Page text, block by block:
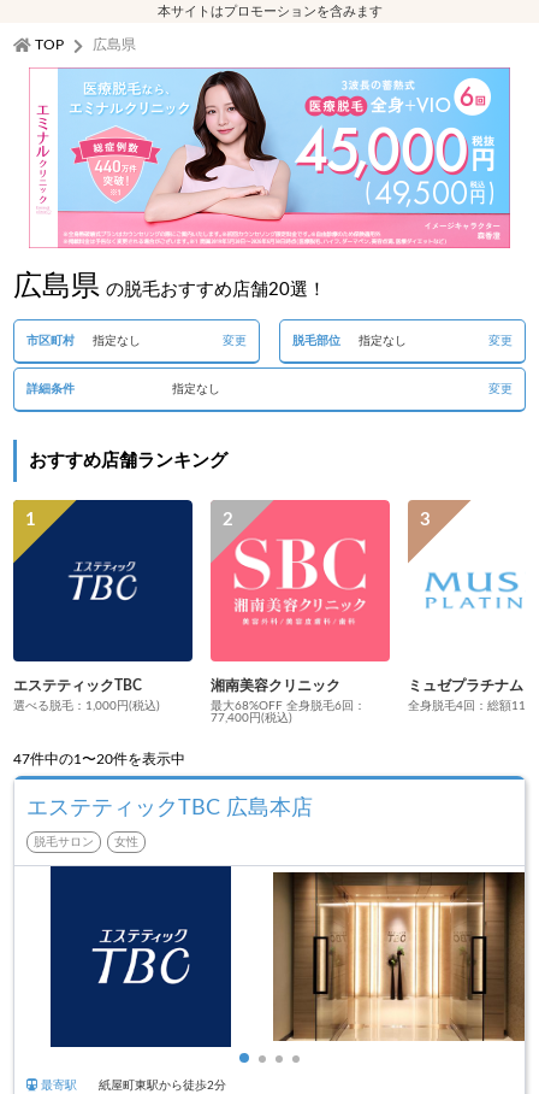
本サイトはプロモーションを含みます
TOP 広島県
広島県 の脱毛おすすめ店舗20選！
市区町村 指定なし 変更 脱毛部位 指定なし 変更
詳細条件 指定なし 変更
おすすめ店舗ランキング
エステティックTBC
選べる脱毛：1,000円(税込)
湘南美容クリニック
最大68%OFF 全身脱毛6回：
77,400円(税込)
ミュゼプラチナム
全身脱毛4回：総額110
47件中の1〜20件を表示中
エステティックTBC 広島本店
脱毛サロン 女性
最寄駅
紙屋町東駅から徒歩2分